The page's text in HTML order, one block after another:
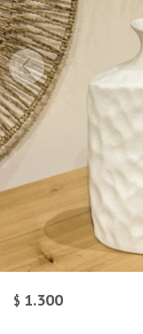
$ 1.300